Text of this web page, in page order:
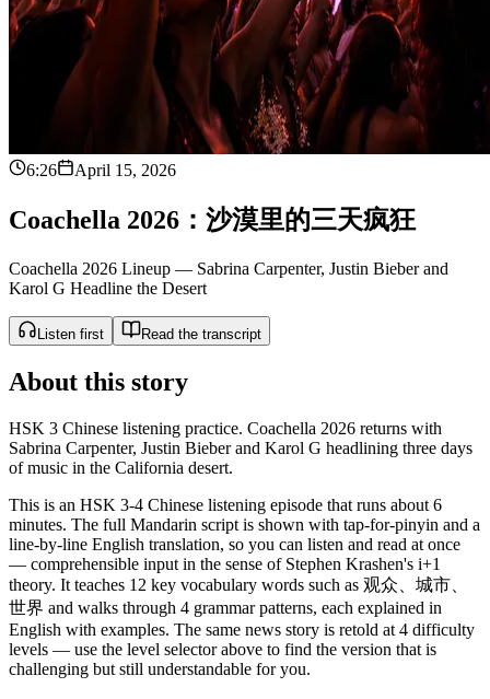
6:26 April 15, 2026
Coachella 2026 ： 沙漠里的三天疯狂
Coachella 2026 Lineup — Sabrina Carpenter, Justin Bieber and
Karol G Headline the Desert
Listen first Read the transcript
About this story
HSK 3 Chinese listening practice. Coachella 2026 returns with
Sabrina Carpenter, Justin Bieber and Karol G headlining three days
of music in the California desert.
This is an HSK 3-4 Chinese listening episode that runs about 6
minutes. The full Mandarin script is shown with tap-for-pinyin and a
line-by-line English translation, so you can listen and read at once
— comprehensible input in the sense of Stephen Krashen's i+1
theory. It teaches 12 key vocabulary words such as 观众、城市、
世界 and walks through 4 grammar patterns, each explained in
English with examples. The same news story is retold at 4 difficulty
levels — use the level selector above to find the version that is
challenging but still understandable for you.